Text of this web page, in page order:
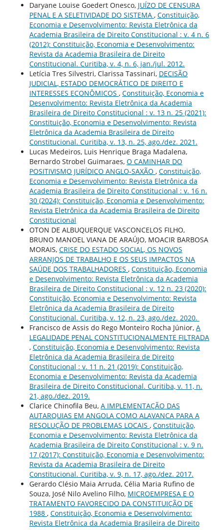
Daryane Louise Goedert Onesco, JUÍZO DE CENSURA
PENAL E A SELETIVIDADE DO SISTEMA , Constituição,
Economia e Desenvolvimento: Revista Eletrônica da
Academia Brasileira de Direito Constitucional : v. 4 n. 6
(2012): Constituição, Economia e Desenvolvimento:
Revista da Academia Brasileira de Direito
Constitucional. Curitiba, v. 4, n. 6, jan./jul. 2012.
Letícia Tres Silvestri, Clarissa Tassinari, DECISÃO
JUDICIAL, ESTADO DEMOCRÁTICO DE DIREITO E
INTERESSES ECONÔMICOS , Constituição, Economia e
Desenvolvimento: Revista Eletrônica da Academia
Brasileira de Direito Constitucional : v. 13 n. 25 (2021):
Constituição, Economia e Desenvolvimento: Revista
Eletrônica da Academia Brasileira de Direito
Constitucional. Curitiba, v. 13, n. 25, ago./dez. 2021.
Lucas Medeiros, Luis Henrique Braga Madalena,
Bernardo Strobel Guimaraes, O CAMINHAR DO
POSITIVISMO JURÍDICO ANGLO-SAXÃO , Constituição,
Economia e Desenvolvimento: Revista Eletrônica da
Academia Brasileira de Direito Constitucional : v. 16 n.
30 (2024): Constituição, Economia e Desenvolvimento:
Revista Eletrônica da Academia Brasileira de Direito
Constitucional
OTON DE ALBUQUERQUE VASCONCELOS FILHO,
BRUNO MANOEL VIANA DE ARAÚJO, MOACIR BARBOSA
MORAIS, CRISE DO ESTADO SOCIAL, OS NOVOS
ARRANJOS DE TRABALHO E OS SEUS IMPACTOS NA
SAÚDE DOS TRABALHADORES , Constituição, Economia
e Desenvolvimento: Revista Eletrônica da Academia
Brasileira de Direito Constitucional : v. 12 n. 23 (2020):
Constituição, Economia e Desenvolvimento: Revista
Eletrônica da Academia Brasileira de Direito
Constitucional. Curitiba, v. 12, n. 23, ago./dez. 2020.
Francisco de Assis do Rego Monteiro Rocha Júnior, A
LEGALIDADE PENAL CONSTITUCIONALMENTE FILTRADA
, Constituição, Economia e Desenvolvimento: Revista
Eletrônica da Academia Brasileira de Direito
Constitucional : v. 11 n. 21 (2019): Constituição,
Economia e Desenvolvimento: Revista da Academia
Brasileira de Direito Constitucional. Curitiba, v. 11, n.
21, ago./dez. 2019.
Clarice Chinofila Beu, A IMPLEMENTAÇÃO DAS
AUTARQUIAS EM ANGOLA COMO ALAVANCA PARA A
RESOLUÇÃO DE PROBLEMAS LOCAIS , Constituição,
Economia e Desenvolvimento: Revista Eletrônica da
Academia Brasileira de Direito Constitucional : v. 9 n.
17 (2017): Constituição, Economia e Desenvolvimento:
Revista da Academia Brasileira de Direito
Constitucional. Curitiba, v. 9, n. 17, ago./dez. 2017.
Gerardo Clésio Maia Arruda, Célia Maria Rufino de
Souza, José Nilo Avelino Filho, MICROEMPRESA E O
TRATAMENTO FAVORECIDO DA CONSTITUIÇÃO DE
1988 , Constituição, Economia e Desenvolvimento:
Revista Eletrônica da Academia Brasileira de Direito